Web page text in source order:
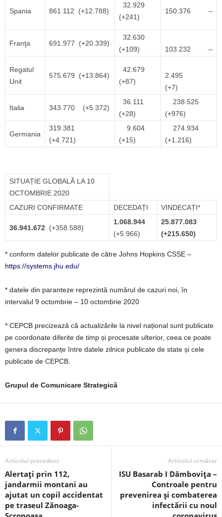
Spania 861.112 (+12.788)
32.929
(+241)
150.376 –
Franţa 691.977 (+20.339)
32.630
(+109)
103.232 –
Regatul
Unit
575.679 (+13.864)
42.679
(+87)
2.495
(+7)
Italia 343.770 (+5.372)
36.111
(+28)
238.525
(+976)
Germania
319.381
(+4.721)
9.604
(+15)
274.934
(+1.216)
SITUAȚIE GLOBALĂ LA 10
OCTOMBRIE 2020
CAZURI CONFIRMATE
DECEDAȚI VINDECAȚI*
36.941.672 (+358.588)
1.068.944
(+5.966)
25.877.083
(+215.650)
* conform datelor publicate de către Johns Hopkins CSSE –
https://systems.jhu.edu/
* datele din paranteze reprezintă numărul de cazuri noi, în
intervalul 9 octombrie – 10 octombrie 2020
* CEPCB precizează că actualizările la nivel național sunt publicate
pe coordonate diferite de timp și procesate ulterior, ceea ce poate
genera discrepanțe între datele zilnice publicate de state și cele
publicate de CEPCB.
Grupul de Comunicare Strategică
Articolul precedent
Alertați prin 112,
jandarmii montani au
ajutat un copil accidentat
pe traseul Zănoaga-
Articolul următor
ISU Basarab I Dâmbovița –
Controale pentru
prevenirea și combaterea
infectării cu noul